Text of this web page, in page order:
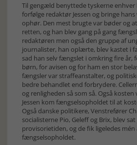
Til gengæld benyttede tyskerne enhver
forfølge redaktør Jessen og bringe
ophør. Den mest brugte var bøder og
retten, og han blev gang på gang
redaktøren men også den gruppe af
journalister, han oplærte, blev kastet i
sad han selv fængslet i omkring fire år,
børn, for avisen og for ham en stor
fængsler var straffeanstalter, og
bedre behandlet end forbrydere.
og renligheden så som så. Også kosten
Jessen kom fængselsopholdet til at
Også danske politikere, Venstrefører
socialisterne Pio, Geleff og Brix, blev
provisorietiden, og de fik ligeledes mén
fængselsopholdet.